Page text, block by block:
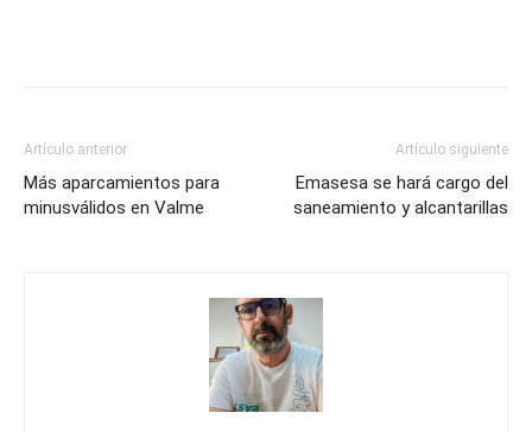
Artículo anterior
Más aparcamientos para
minusválidos en Valme
Artículo siguiente
Emasesa se hará cargo del
saneamiento y alcantarillas